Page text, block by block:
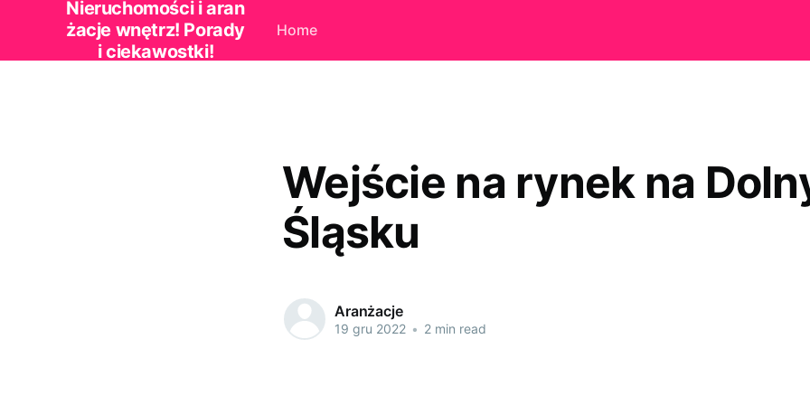
Nieruchomości i aran
żacje wnętrz! Porady
i ciekawostki!
Home
Wejście na rynek na
Śląsku
Aranżacje
19 gru 2022 • 2 min read